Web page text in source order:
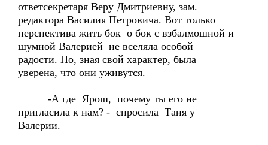
ответсекретаря Веру Дмитриевну, зам.
редактора Василия Петровича. Вот только
перспектива жить бок о бок с взбалмошной и
шумной Валерией не вселяла особой
радости. Но, зная свой характер, была
уверена, что они уживутся.
-А где Ярош, почему ты его не
пригласила к нам? - спросила Таня у
Валерии.